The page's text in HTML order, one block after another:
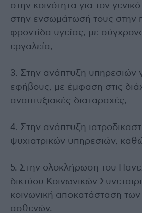
στην κοινότητα για τον
στην ενσωμάτωσή τους στην
φροντίδα υγείας, με
εργαλεία,
3. Στην ανάπτυξη υπηρεσιών
εφήβους, με έμφαση στις
αναπτυξιακές διαταραχές,
4. Στην ανάπτυξη
ψυχιατρικών υπηρεσιών,
5. Στην ολοκλήρωση του
δικτύου Κοινωνικών
κοινωνική αποκατάσταση των
ασθενών.